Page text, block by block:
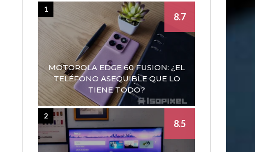
MOTOROLA EDGE 60 FUSION: ¿EL
TELÉFONO ASEQUIBLE QUE LO
TIENE TODO?
8.7
1
8.5
2